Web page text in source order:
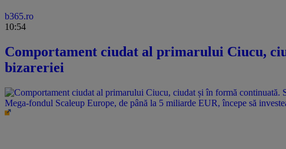
b365.ro
10:54
Comportament ciudat al primarului Ciucu,
bizareriei
Mega-fondul Scaleup Europe, de până la 5 miliarde EUR, începe să